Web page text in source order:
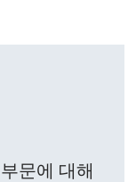
문에 대해